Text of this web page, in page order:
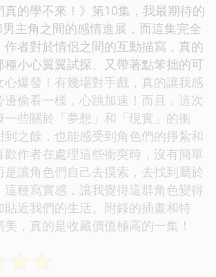
的學不來！》第10集，我最期待的
主角之間的感情進展，而這集完全
者對於情侶之間的互動描寫，真的
小心翼翼試探、又帶著點笨拙的可
心爆發！有幾場對手戲，真的讓我感
邊偷看一樣，心跳加速！而且，這次
一些關於「夢想」和「現實」的衝
到之餘，也能感受到角色們的掙紮和
歡作者在處理這些衝突時，沒有簡單
讓角色們自己去摸索，去找到屬於
這種寫實感，讓我覺得這群角色變得
貼近我們的生活。附錄的插畫和特
，真的是收藏價值極高的一集！
☆☆